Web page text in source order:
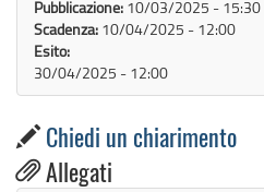
Pubblicazione: 10/03/2025 - 15:30
Scadenza: 10/04/2025 - 12:00
Esito:
30/04/2025 - 12:00
Chiedi un chiarimento
Allegati